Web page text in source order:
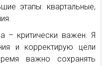
этапы: квартальные,
– критически важен. Я
и корректирую цели
важно сохранять